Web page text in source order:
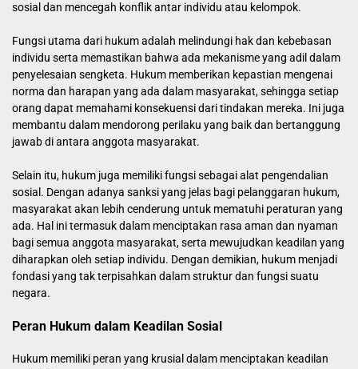
sosial dan mencegah konflik antar individu atau kelompok.
Fungsi utama dari hukum adalah melindungi hak dan kebebasan
individu serta memastikan bahwa ada mekanisme yang adil dalam
penyelesaian sengketa. Hukum memberikan kepastian mengenai
norma dan harapan yang ada dalam masyarakat, sehingga setiap
orang dapat memahami konsekuensi dari tindakan mereka. Ini juga
membantu dalam mendorong perilaku yang baik dan bertanggung
jawab di antara anggota masyarakat.
Selain itu, hukum juga memiliki fungsi sebagai alat pengendalian
sosial. Dengan adanya sanksi yang jelas bagi pelanggaran hukum,
masyarakat akan lebih cenderung untuk mematuhi peraturan yang
ada. Hal ini termasuk dalam menciptakan rasa aman dan nyaman
bagi semua anggota masyarakat, serta mewujudkan keadilan yang
diharapkan oleh setiap individu. Dengan demikian, hukum menjadi
fondasi yang tak terpisahkan dalam struktur dan fungsi suatu
negara.
Peran Hukum dalam Keadilan Sosial
Hukum memiliki peran yang krusial dalam menciptakan keadilan